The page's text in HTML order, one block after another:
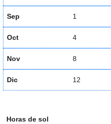
Sep 1
Oct 4
Nov 8
Dic 12
Horas de sol